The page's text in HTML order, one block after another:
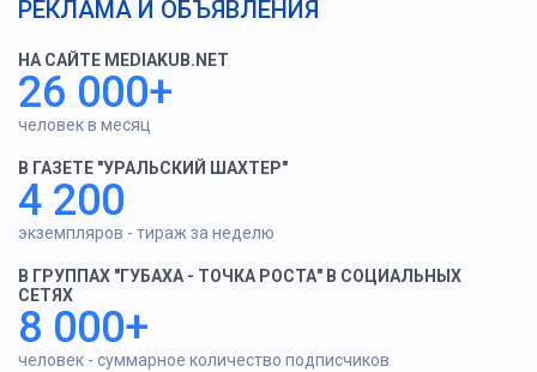
РЕКЛАМА И ОБЪЯВЛЕНИЯ
НА САЙТЕ MEDIAKUB.NET
26 000+
человек в месяц
В ГАЗЕТЕ "УРАЛЬСКИЙ ШАХТЕР"
4 200
экземпляров - тираж за неделю
В ГРУППАХ "ГУБАХА - ТОЧКА РОСТА" В СОЦИАЛЬНЫХ
СЕТЯХ
8 000+
человек - суммарное количество подписчиков